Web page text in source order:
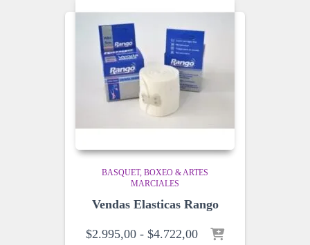
BASQUET BOXEO & ARTES
MARCIALES
Vendas Elasticas Rango
$2.995,00 - $4.722,00